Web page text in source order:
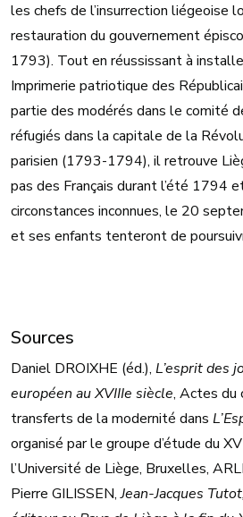
les chefs de l’insurrection liégeoise
restauration du gouvernement
1793). Tout en réussissant à
Imprimerie patriotique des
partie des modérés dans le comité
réfugiés dans la capitale de la
parisien (1793-1794), il retrouve
pas des Français durant l’été 1794
circonstances inconnues, le 20
et ses enfants tenteront de
Sources
Daniel DROIXHE (éd.), L’esprit des
européen au XVIIIe siècle, Actes du
transferts de la modernité dans
organisé par le groupe d’étude du
l’Université de Liège, Bruxelles,
Pierre GILISSEN,Jean-Jacques